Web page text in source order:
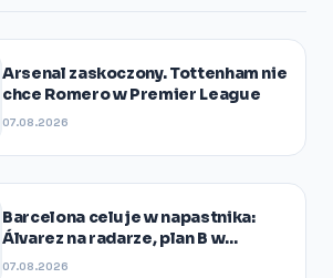
Arsenal zaskoczony. Tottenham nie
chce Romero w Premier League
07.08.2026
Barcelona celuje w napastnika:
Álvarez na radarze, plan B w
gotowości
07.08.2026